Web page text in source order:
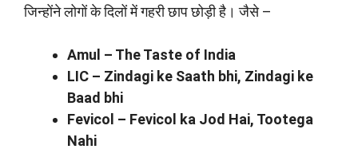
जिन्होंने लोगों के दिलों में गहरी छाप छोड़ी है। जैसे –
Amul – The Taste of India
LIC – Zindagi ke Saath bhi, Zindagi ke
Baad bhi
Fevicol – Fevicol ka Jod Hai, Tootega
Nahi